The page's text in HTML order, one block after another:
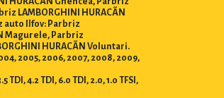
LAMBORGHINI HURACÃN
auto Ilfov: Parbriz
Magurele, Parbriz
HURACÃN Voluntari.
2005, 2006, 2007, 2008, 2009,
4.2 TDI, 6.0 TDI, 2.0, 1.0 TFSI,